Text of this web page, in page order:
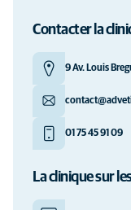
Animaux de
Pathologie de la
Contacter la
9 Av. Louis
01 75 45 91 09
La clinique sur